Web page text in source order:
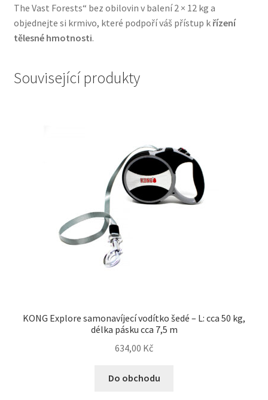
The Vast Forests“ bez obilovin v balení 2 × 12 kg a
objednejte si krmivo, které podpoří váš přístup k řízení
tělesné hmotnosti.
Související produkty
KONG Explore samonavíjecí vodítko šedé – L: cca 50 kg,
délka pásku cca 7,5 m
634,00 Kč
Do obchodu